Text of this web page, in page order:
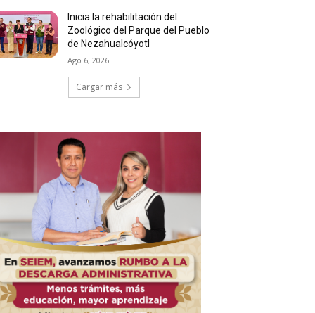
Inicia la rehabilitación del
Zoológico del Parque del Pueblo
de Nezahualcóyotl
Ago 6, 2026
Cargar más